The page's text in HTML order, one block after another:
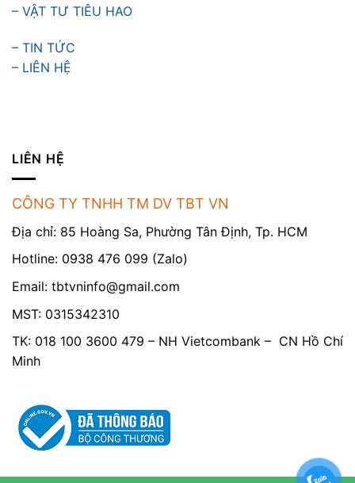
– VẬT TƯ TIÊU HAO
– TIN TỨC
– LIÊN HỆ
LIÊN HỆ
CÔNG TY TNHH TM DV TBT VN
Địa chỉ: 85 Hoàng Sa, Phường Tân Định, Tp. HCM
Hotline: 0938 476 099 (Zalo)
Email: tbtvninfo@gmail.com
MST: 0315342310
TK: 018 100 3600 479 – NH Vietcombank – CN Hồ Chí
Minh